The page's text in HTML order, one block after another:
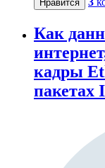
Нравится
Как
кадры
пакетах